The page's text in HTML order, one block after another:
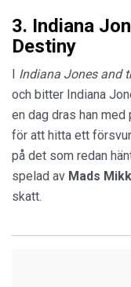
3. Indiana
Destiny
I Indiana Jones and
och bitter Indiana
en dag dras han
för att hitta ett
på det som redan
spelad av Mads
skatt.